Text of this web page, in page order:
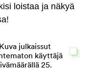
loistaa ja näkyä